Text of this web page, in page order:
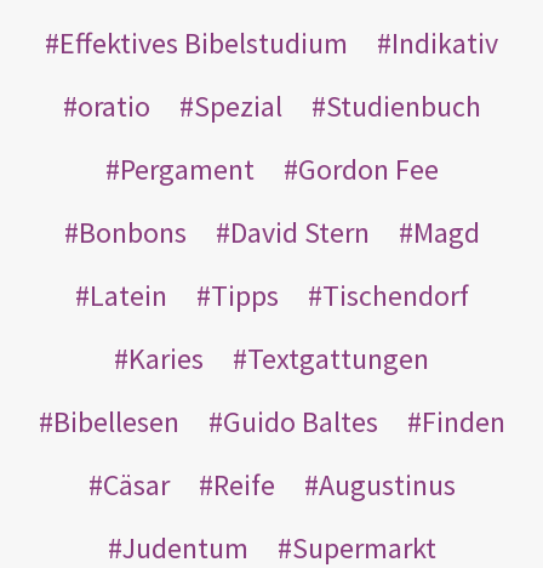
Effektives Bibelstudium
Indikativ
oratio
Spezial
Studienbuch
Pergament
Gordon Fee
Bonbons
David Stern
Magd
Latein
Tipps
Tischendorf
Karies
Textgattungen
Bibellesen
Guido Baltes
Finden
Cäsar
Reife
Augustinus
Judentum
Supermarkt